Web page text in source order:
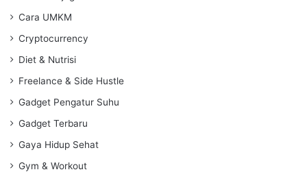
Cara UMKM
Cryptocurrency
Diet & Nutrisi
Freelance & Side Hustle
Gadget Pengatur Suhu
Gadget Terbaru
Gaya Hidup Sehat
Gym & Workout